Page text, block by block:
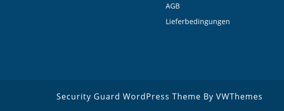
AGB
Lieferbedingungen
Security Guard WordPress Theme By VWThemes